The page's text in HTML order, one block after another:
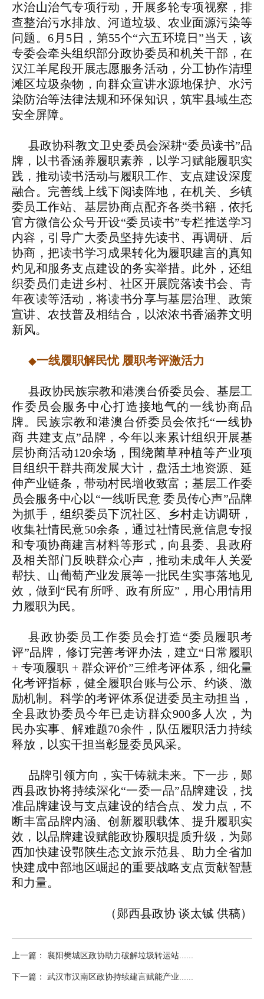
水治山治气专项行动，开展多轮专项视察，排
查整治污水排放、河道垃圾、农业面源污染等
问题。6月5日，第55个“六五环境日”当天，该
专委会牵头组织部分政协委员和机关干部，在
汉江羊尾段开展志愿服务活动，分工协作清理
滩区垃圾杂物，向群众宣讲水源地保护、水污
染防治等法律法规和环保知识，筑牢县域生态
安全屏障。
县政协科教文卫史委员会深耕“委员读书”品
牌，以书香涵养履职素养，以学习赋能履职实
践，推动读书活动与履职工作、支点建设深度
融合。完善线上线下阅读阵地，在机关、乡镇
委员工作站、基层协商点配齐各类书籍，依托
官方微信公众号开设“委员读书”专栏推送学习
内容，引导广大委员坚持先读书、再调研、后
协商，把读书学习成果转化为履职建言的真知
灼见和服务支点建设的务实举措。此外，还组
织委员们走进乡村、社区开展院落读书会、青
年夜读等活动，将读书分享与基层治理、政策
宣讲、农技普及相结合，以浓浓书香涵养文明
新风。
◆一线履职解民忧 履职考评激活力
县政协民族宗教和港澳台侨委员会、基层工
作委员会服务中心打造接地气的一线协商品
牌。民族宗教和港澳台侨委员会依托“一线协
商 共建支点”品牌，今年以来累计组织开展基
层协商活动120余场，围绕菌草种植等产业项
目组织干群共商发展大计，盘活土地资源、延
伸产业链条，带动村民增收致富；基层工作委
员会服务中心以“一线听民意 委员传心声”品牌
为抓手，组织委员下沉社区、乡村走访调研，
收集社情民意50余条，通过社情民意信息专报
和专项协商建言材料等形式，向县委、县政府
及相关部门反映群众心声，推动未成年人关爱
帮扶、山葡萄产业发展等一批民生实事落地见
效，做到“民有所呼、政有所应”，用心用情用
力履职为民。
县政协委员工作委员会打造“委员履职考
评”品牌，修订完善考评办法，建立“日常履职
+ 专项履职 + 群众评价”三维考评体系，细化量
化考评指标，健全履职台账与公示、约谈、激
励机制。科学的考评体系促进委员主动担当，
全县政协委员今年已走访群众900多人次，为
民办实事、解难题70余件，队伍履职活力持续
释放，以实干担当彰显委员风采。
品牌引领方向，实干铸就未来。下一步，郧
西县政协将持续深化“一委一品”品牌建设，找
准品牌建设与支点建设的结合点、发力点，不
断丰富品牌内涵、创新履职载体、提升履职实
效，以品牌建设赋能政协履职提质升级，为郧
西加快建设鄂陕生态文旅示范县、助力全省加
快建成中部地区崛起的重要战略支点贡献智慧
和力量。
（郧西县政协 谈太铖 供稿）
上一篇： 襄阳樊城区政协助力破解垃圾转运站......
下一篇： 武汉市汉南区政协持续建言赋能产业......